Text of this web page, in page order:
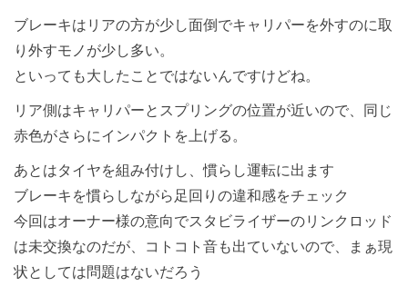
ブレーキはリアの方が少し面倒でキャリパーを外すのに取
り外すモノが少し多い。
といっても大したことではないんですけどね。
リア側はキャリパーとスプリングの位置が近いので、同じ
赤色がさらにインパクトを上げる。
あとはタイヤを組み付けし、慣らし運転に出ます
ブレーキを慣らしながら足回りの違和感をチェック
今回はオーナー様の意向でスタビライザーのリンクロッド
は未交換なのだが、コトコト音も出ていないので、まぁ現
状としては問題はないだろう